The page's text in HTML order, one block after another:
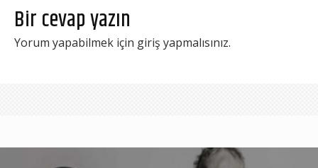
Bir cevap yazın
Yorum yapabilmek için giriş yapmalısınız.